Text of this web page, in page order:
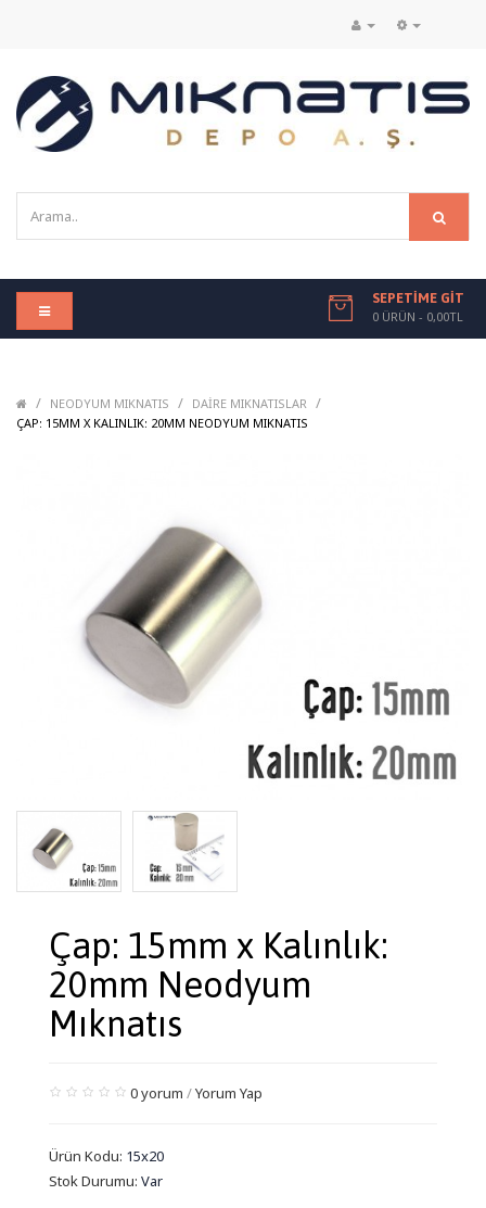
SEPETIME GIT
0 ÜRÜN - 0,00TL
/ NEODYUM MIKNATIS / DAIRE MIKNATISLAR /
ÇAP: 15MM X KALINLIK: 20MM NEODYUM MIKNATIS
Çap: 15mm x Kalınlık:
20mm Neodyum
Mıknatıs
0 yorum /Yorum Yap
Ürün Kodu: 15x20
Stok Durumu: Var